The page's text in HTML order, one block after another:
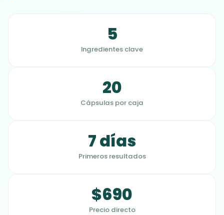
5
Ingredientes clave
20
Cápsulas por caja
7 días
Primeros resultados
$690
Precio directo